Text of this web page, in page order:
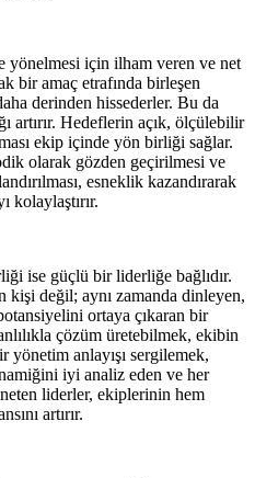
için ilham veren ve net
bir amaç etrafında birleşen
derinden hissederler. Bu da
artırır. Hedeflerin açık, ölçülebilir
ekip içinde yön birliği sağlar.
olarak gözden geçirilmesi ve
esneklik kazandırarak
kolaylaştırır.
ise güçlü bir liderliğe bağlıdır.
değil; aynı zamanda dinleyen,
ortaya çıkaran bir
çözüm üretebilmek, ekibin
anlayışı sergilemek,
iyi analiz eden ve her
liderler, ekiplerinin hem
artırır.